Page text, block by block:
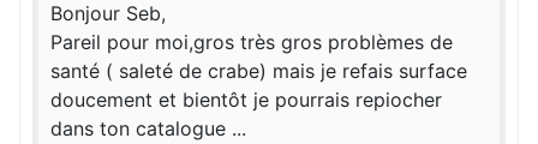
Bonjour Seb,
Pareil pour moi,gros très gros problèmes de
santé ( saleté de crabe) mais je refais surface
doucement et bientôt je pourrais repiocher
dans ton catalogue ...